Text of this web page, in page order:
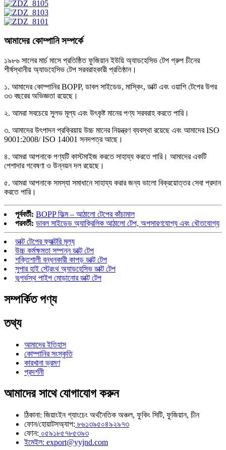
আমাদের কোম্পানি সম্পর্কে
১৯৮৬ সালের মার্চ মাসে প্রতিষ্ঠিত ফুজিয়ান ইউয়ি অ্যাডহেসিভ টেপ গ্রুপ চীনের
শীর্ষস্থানীয় অ্যাডহেসিভ টেপ সরবরাহকারী প্রতিষ্ঠান।
১. আমাদের কোম্পানির BOPP, ডাবল সাইডেড, মাস্কিং, ডাক্ট এবং ওয়াশি টেপের উপর
৩৩ বছরের অভিজ্ঞতা রয়েছে।
২. আমরা সবচেয়ে সুলভ মূল্য এবং উৎকৃষ্ট মানের পণ্য সরবরাহ করতে পারি।
৩. আমাদের উৎপাদন প্রক্রিয়ায় উচ্চ মানের নিয়ন্ত্রণ ব্যবস্থা রয়েছে এবং আমাদের ISO
9001:2008/ ISO 14001 সনদপত্র আছে।
৪. আমরা আপনাকে পণ্যটি কাস্টমাইজ করতে সাহায্য করতে পারি। আমাদের একটি
পেশাদার গবেষণা ও উন্নয়ন দল রয়েছে।
৫. আমরা আপনাকে সমস্যা সমাধানে সাহায্য করার জন্য ভালো বিক্রয়োত্তর সেবা প্রদান
করতে পারি।
পূর্ববর্তী: BOPP ফিল্ম – আঠালো টেপের কাঁচামাল
পরবর্তী: ডাবল সাইডেড অ্যাক্রিলিক আঠালো টেপ, অপসারণযোগ্য এবং ধৌতযোগ্য
ডাক্ট টেপের ফ্যাক্টরি মূল্য
উচ্চ কর্মক্ষমতা সম্পন্ন ডাক্ট টেপ
শক্তিশালী বন্ধনকারী কাপড় ডাক্ট টেপ
সুপার হাই স্ট্রেংথ অ্যাডহেসিভ ডাক্ট টেপ
ভূগর্ভস্থ পাইপ মোড়ানোর ডাক্ট টেপ
সম্পর্কিত পণ্য
তথ্য
আমাদের ইতিহাস
কোম্পানির সংস্কৃতি
কারখানা ভ্রমণ
প্রদর্শনী
আমাদের সাথে যোগাযোগ করুন
ঠিকানা: জিয়াংইন গ্যাংচেং অর্থনৈতিক অঞ্চল, ফুকিং সিটি, ফুজিয়ান, চীন
ফোন/হোয়াটসঅ্যাপ: ৮৬১৩৯৫০৪৯২৯৭৩
ফোন: ০৫৯১৮৫৭৮৫৩৯৩
ইমেইল: export@yyjnd.com